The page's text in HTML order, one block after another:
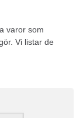
varor som
Vi listar de